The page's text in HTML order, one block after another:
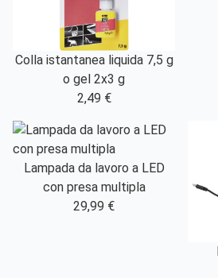
Colla istantanea liquida 7,5 g
o gel 2x3 g
2,49 €
Lampada da lavoro a LED
con presa multipla
29,99 €